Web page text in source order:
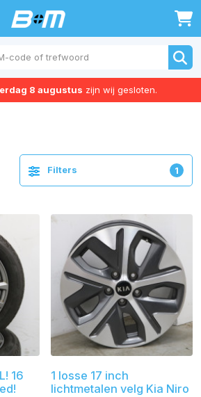
0
8 augustus zijn wij gesloten.
Filters 1
16
1 losse 17 inch
lichtmetalen velg Kia Niro